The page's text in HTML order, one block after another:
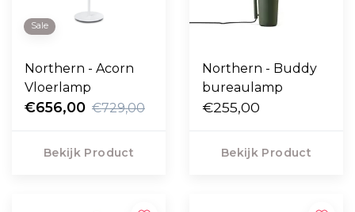
Sale
Northern - Acorn
Vloerlamp
€656,00 €729,00
Bekijk Product
Northern - Buddy
bureaulamp
€255,00
Bekijk Product